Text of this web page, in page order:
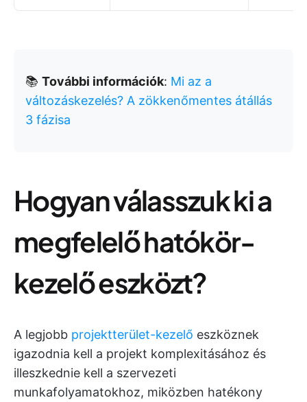
📚 További információk: Mi az a
változáskezelés? A zökkenőmentes átállás
3 fázisa
Hogyan válasszuk ki a
megfelelő hatókör-
kezelő eszközt?
A legjobb projektterület-kezelő eszköznek
igazodnia kell a projekt komplexitásához és
illeszkednie kell a szervezeti
munkafolyamatokhoz, miközben hatékony